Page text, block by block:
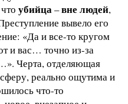
убийца–вне людей,
вывело его
«Да и все-то кругом
и вас… точно из-за
Черта, отделяющая
реально ощутима и
что-то